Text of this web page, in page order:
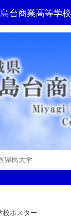
台商業高等学校
県民大学
ポスター